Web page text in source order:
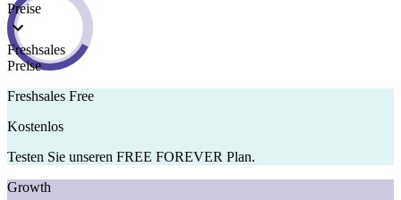
Preise
Freshsales
Preise
Freshsales Free
Kostenlos
Testen Sie unseren FREE FOREVER Plan.
Growth